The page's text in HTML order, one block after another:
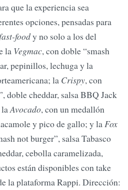
que la experiencia sea
opciones, pensadas para
foody no solo a los del
la Vegmac, con doble “smash
pepinillos, lechuga y la
la Crispy, con
doble cheddar, salsa BBQ Jack
laAvocado, con un medallón
y pico de gallo; y laFox
not burger”, salsa Tabasco
cebolla caramelizada,
están disponibles con take
la plataforma Rappi. Dirección: